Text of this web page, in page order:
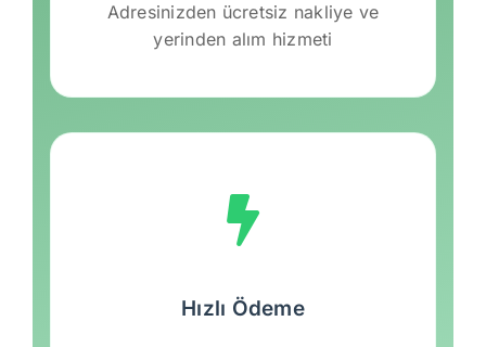
Adresinizden ücretsiz nakliye ve
yerinden alım hizmeti
Hızlı Ödeme